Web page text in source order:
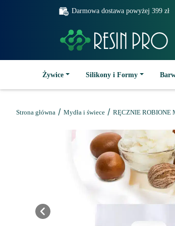
Darmowa dostawa powyżej 399 zł
Żywice Silikony i Formy
Strona główna / Mydła i świece / RĘCZNIE ROBIONE
Previous